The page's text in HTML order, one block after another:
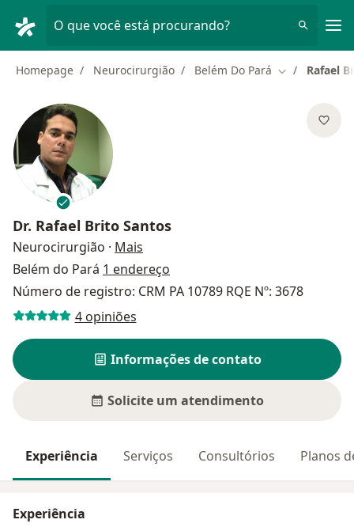
O que você está procurando?
Homepage Neurocirurgião Belém Do Pará Mudar de
Rafael
Dr. Rafael Brito Santos
Neurocirurgião · Mais
Belém do Pará 1 endereço
Número de registro: CRM PA 10789 RQE Nº: 3678
4 opiniões
Informações de contato
Solicite um atendimento
Experiência Serviços Consultórios Planos
Experiência